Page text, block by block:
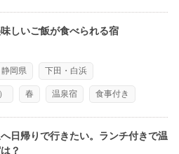
しいご飯が食べられる宿
静岡県 下田・白浜
春 温泉宿 食事付き
日帰りで行きたい。ランチ付きで温
？